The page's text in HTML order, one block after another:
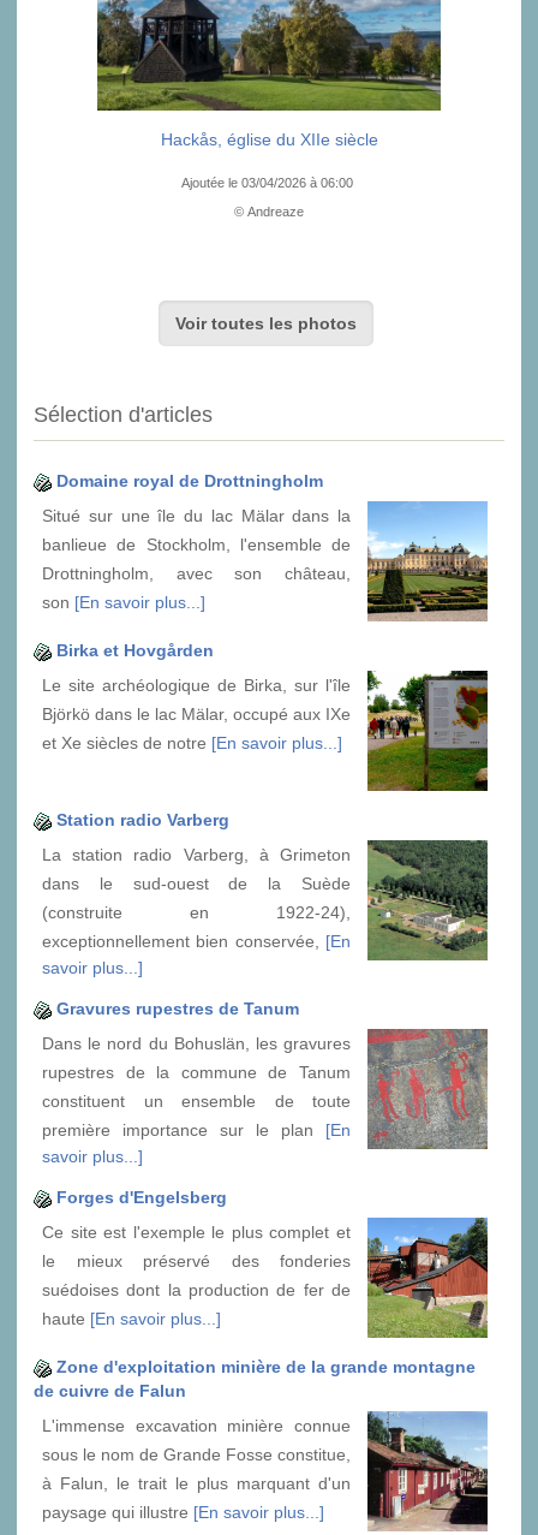
Hackås, église du XIIe siècle
Ajoutée le 03/04/2026 à 06:00
© Andreaze
Voir toutes les photos
Sélection d'articles
Domaine royal de Drottningholm
Situé sur une île du lac Mälar dans la
banlieue de Stockholm, l'ensemble de
Drottningholm, avec son château,
son [En savoir plus...]
Birka et Hovgården
Le site archéologique de Birka, sur l'île
Björkö dans le lac Mälar, occupé aux IXe
et Xe siècles de notre [En savoir plus...]
Station radio Varberg
La station radio Varberg, à Grimeton
dans le sud-ouest de la Suède
(construite en 1922-24),
exceptionnellement bien conservée, [En
savoir plus...]
Gravures rupestres de Tanum
Dans le nord du Bohuslän, les gravures
rupestres de la commune de Tanum
constituent un ensemble de toute
première importance sur le plan [En
savoir plus...]
Forges d'Engelsberg
Ce site est l'exemple le plus complet et
le mieux préservé des fonderies
suédoises dont la production de fer de
haute [En savoir plus...]
Zone d'exploitation minière de la grande montagne
de cuivre de Falun
L'immense excavation minière connue
sous le nom de Grande Fosse constitue,
à Falun, le trait le plus marquant d'un
paysage qui illustre [En savoir plus...]